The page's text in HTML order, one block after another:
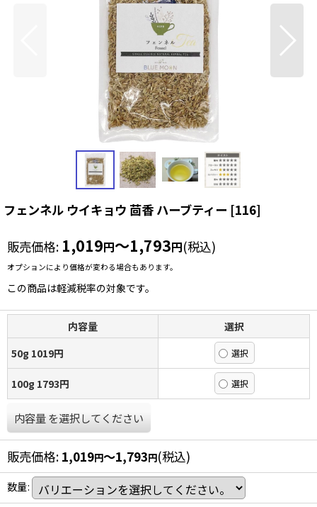
フェンネル ウイキョウ 茴香 ハーブティー [116]
販売価格: 1,019円～1,793円(税込)
オプションにより価格が変わる場合もあります。
この商品は軽減税率の対象です。
内容量
選択
50g 1019円
100g 1793円
内容量を選択してください
販売価格: 1,019円～1,793円(税込)
数量: